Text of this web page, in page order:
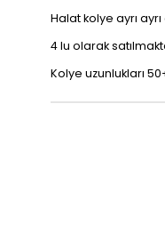
Halat kolye ayrı
4 lu olarak
Kolye uzunlukları